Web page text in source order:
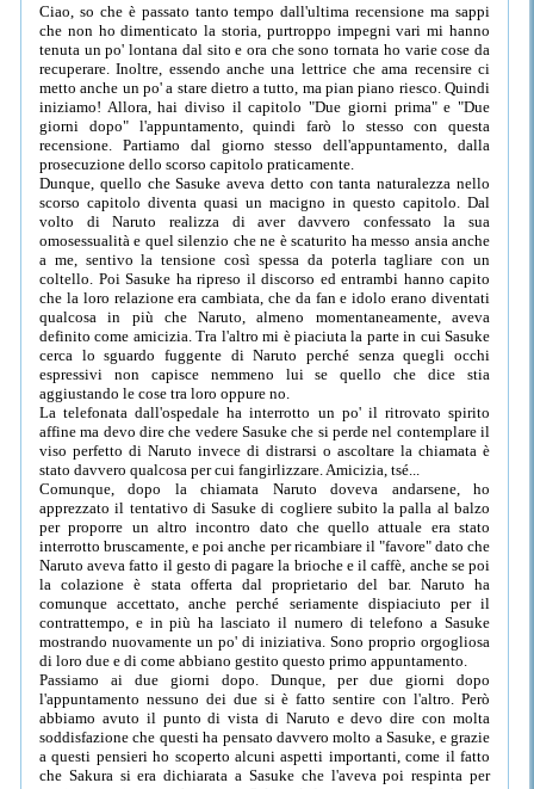
Ciao, so che è passato tanto tempo dall'ultima recensione ma sappi
che non ho dimenticato la storia, purtroppo impegni vari mi hanno
tenuta un po' lontana dal sito e ora che sono tornata ho varie cose da
recuperare. Inoltre, essendo anche una lettrice che ama recensire ci
metto anche un po' a stare dietro a tutto, ma pian piano riesco. Quindi
iniziamo! Allora, hai diviso il capitolo "Due giorni prima" e "Due
giorni dopo" l'appuntamento, quindi farò lo stesso con questa
recensione. Partiamo dal giorno stesso dell'appuntamento, dalla
prosecuzione dello scorso capitolo praticamente.
Dunque, quello che Sasuke aveva detto con tanta naturalezza nello
scorso capitolo diventa quasi un macigno in questo capitolo. Dal
volto di Naruto realizza di aver davvero confessato la sua
omosessualità e quel silenzio che ne è scaturito ha messo ansia anche
a me, sentivo la tensione così spessa da poterla tagliare con un
coltello. Poi Sasuke ha ripreso il discorso ed entrambi hanno capito
che la loro relazione era cambiata, che da fan e idolo erano diventati
qualcosa in più che Naruto, almeno momentaneamente, aveva
definito come amicizia. Tra l'altro mi è piaciuta la parte in cui Sasuke
cerca lo sguardo fuggente di Naruto perché senza quegli occhi
espressivi non capisce nemmeno lui se quello che dice stia
aggiustando le cose tra loro oppure no.
La telefonata dall'ospedale ha interrotto un po' il ritrovato spirito
affine ma devo dire che vedere Sasuke che si perde nel contemplare il
viso perfetto di Naruto invece di distrarsi o ascoltare la chiamata è
stato davvero qualcosa per cui fangirlizzare. Amicizia, tsé...
Comunque, dopo la chiamata Naruto doveva andarsene, ho
apprezzato il tentativo di Sasuke di cogliere subito la palla al balzo
per proporre un altro incontro dato che quello attuale era stato
interrotto bruscamente, e poi anche per ricambiare il "favore" dato che
Naruto aveva fatto il gesto di pagare la brioche e il caffè, anche se poi
la colazione è stata offerta dal proprietario del bar. Naruto ha
comunque accettato, anche perché seriamente dispiaciuto per il
contrattempo, e in più ha lasciato il numero di telefono a Sasuke
mostrando nuovamente un po' di iniziativa. Sono proprio orgogliosa
di loro due e di come abbiano gestito questo primo appuntamento.
Passiamo ai due giorni dopo. Dunque, per due giorni dopo
l'appuntamento nessuno dei due si è fatto sentire con l'altro. Però
abbiamo avuto il punto di vista di Naruto e devo dire con molta
soddisfazione che questi ha pensato davvero molto a Sasuke, e grazie
a questi pensieri ho scoperto alcuni aspetti importanti, come il fatto
che Sakura si era dichiarata a Sasuke che l'aveva poi respinta per